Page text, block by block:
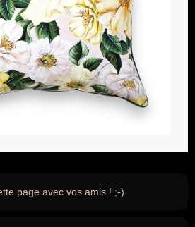
page avec vos amis ! ;-)